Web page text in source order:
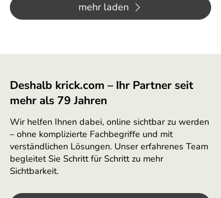
mehr laden
Deshalb krick.com – Ihr Partner seit
mehr als 79 Jahren
Wir helfen Ihnen dabei, online sichtbar zu werden
– ohne komplizierte Fachbegriffe und mit
verständlichen Lösungen. Unser erfahrenes Team
begleitet Sie Schritt für Schritt zu mehr
Sichtbarkeit.